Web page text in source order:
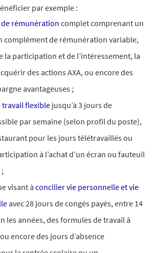
par exemple :
de rémunération complet comprenant un
complément de rémunération variable,
la participation et de l’intéressement, la
des actions AXA, ou encore des
avantageuses ;
travail flexible jusqu’à 3 jours de
par semaine (selon profil du poste),
pour les jours télétravaillés ou
à l’achat d’un écran ou fauteuil
visant à concilier vie personnelle et vie
avec 28 jours de congés payés, entre 14
les années, des formules de travail à
encore des jours d’absence